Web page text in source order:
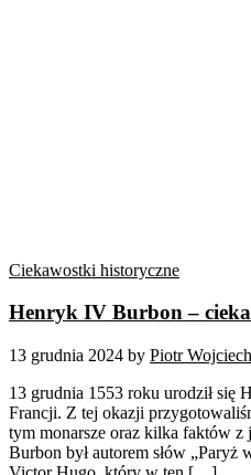
Ciekawostki historyczne
Henryk IV Burbon –
13 grudnia 2024 by Piotr
13 grudnia 1553 roku urodził
Francji. Z tej okazji
tym monarsze oraz kilka faktów
Burbon był autorem słów „Paryż